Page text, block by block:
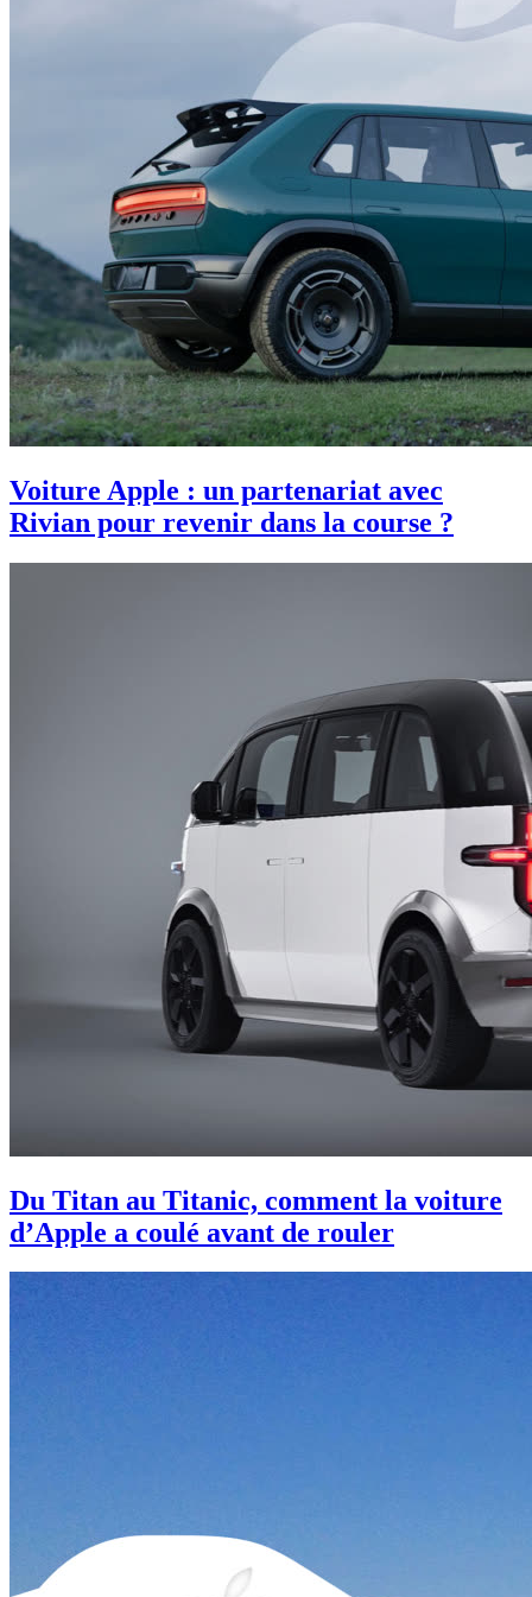
Voiture Apple : un partenariat avec
Rivian pour revenir dans la course ?
Du Titan au Titanic, comment la voiture
d’Apple a coulé avant de rouler